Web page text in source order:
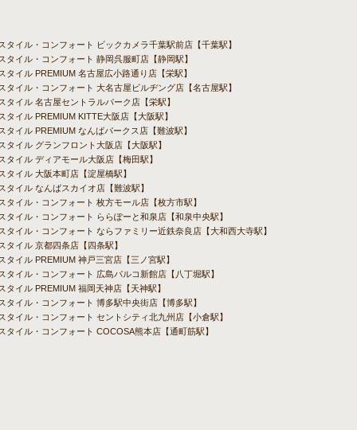
タイル・コンフォート ビックカメラ千葉駅前店【千葉駅】
タイル・コンフォート 静岡呉服町店【静岡駅】
タイル PREMIUM 名古屋広小路通り店【栄駅】
タイル・コンフォート 大名古屋ビルヂング店【名古屋駅】
タイル 名古屋セントラルパーク店【栄駅】
タイル PREMIUM KITTE大阪店【大阪駅】
タイル PREMIUM なんばパークス店【難波駅】
タイル グランフロント大阪店【大阪駅】
タイル ディアモール大阪店【梅田駅】
タイル 大阪本町店【淀屋橋駅】
タイル なんばスカイオ店【難波駅】
タイル・コンフォート 枚方モール店【枚方市駅】
タイル・コンフォート ららぽーと和泉店【和泉中央駅】
タイル・コンフォート ならファミリー近鉄奈良店【大和西大寺駅】
タイル 京都四条店【四条駅】
タイル PREMIUM 神戸三宮店【三ノ宮駅】
タイル・コンフォート 広島パルコ新館店【八丁堀駅】
タイル PREMIUM 福岡天神店【天神駅】
タイル・コンフォート 博多駅中央街店【博多駅】
タイル・コンフォート セントシティ北九州店【小倉駅】
タイル・コンフォート COCOSA熊本店【通町筋駅】